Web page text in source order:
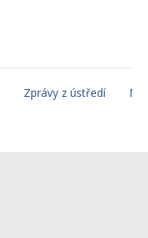
Zprávy z ústředí